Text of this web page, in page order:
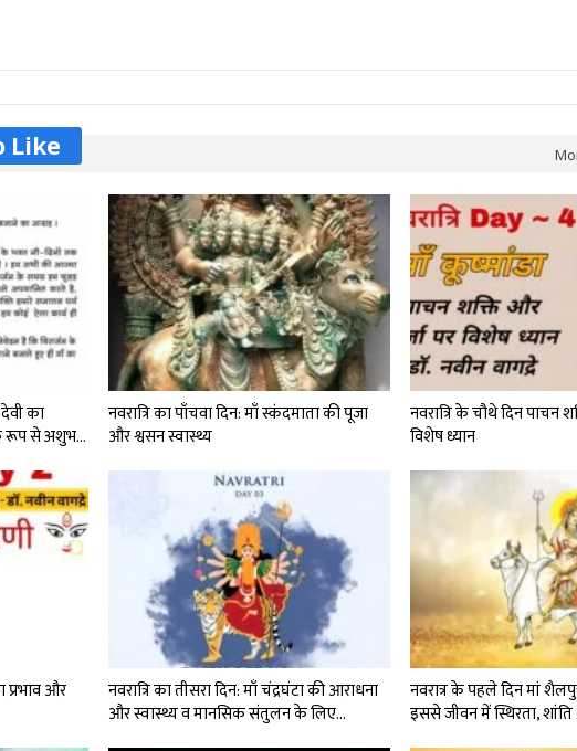
Like
का
रूप से अशुभ…
नवरात्रि का पाँचवा दिन: माँ स्कंदमाता की पूजा
और श्वसन स्वास्थ्य
नवरात्रि के चौथे दिन पाचन
विशेष ध्यान
प्रभाव और
नवरात्रि का तीसरा दिन: माँ चंद्रघंटा की आराधना
और स्वास्थ्य व मानसिक संतुलन के लिए…
नवरात्र के पहले दिन मां
इससे जीवन में स्थिरता,